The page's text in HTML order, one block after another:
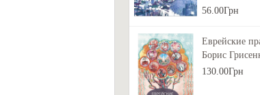
56.00Грн
Еврейские
Борис
130.00Грн